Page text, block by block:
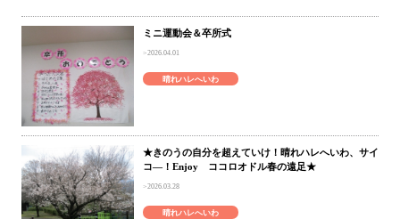
ミニ運動会＆卒所式
2026.04.01
晴れハレへいわ
★きのうの自分を超えていけ！晴れハレへいわ、サイ
コ―！Enjoy ココロオドル春の遠足★
2026.03.28
晴れハレへいわ